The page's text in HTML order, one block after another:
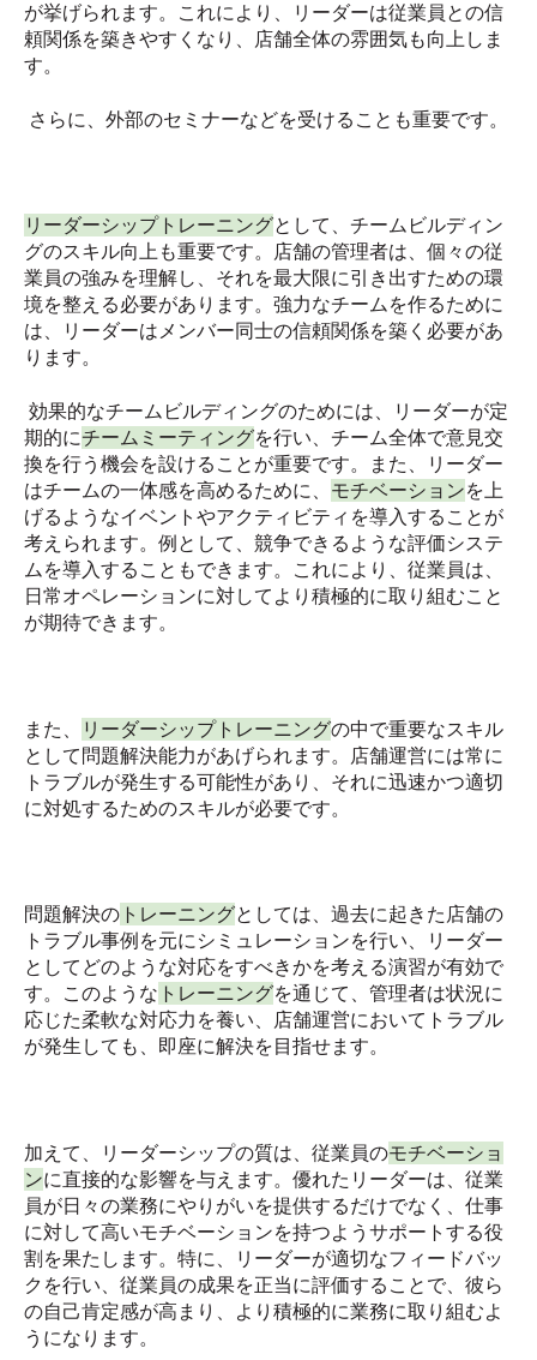
が挙げられます。これにより、リーダーは従業員との信
頼関係を築きやすくなり、店舗全体の雰囲気も向上しま
す。
さらに、外部のセミナーなどを受けることも重要です。
リーダーシップトレーニングとして、チームビルディン
グのスキル向上も重要です。店舗の管理者は、個々の従
業員の強みを理解し、それを最大限に引き出すための環
境を整える必要があります。強力なチームを作るために
は、リーダーはメンバー同士の信頼関係を築く必要があ
ります。
効果的なチームビルディングのためには、リーダーが定
期的にチームミーティングを行い、チーム全体で意見交
換を行う機会を設けることが重要です。また、リーダー
はチームの一体感を高めるために、 モチベーションを上
げるようなイベントやアクティビティを導入することが
考えられます。例として、競争できるような評価システ
ムを導入することもできます。これにより、従業員は、
日常オペレーションに対してより積極的に取り組むこと
が期待できます。
また、 リーダーシップトレーニングの中で重要なスキル
として問題解決能力があげられます。店舗運営には常に
トラブルが発生する可能性があり、それに迅速かつ適切
に対処するためのスキルが必要です。
問題解決の トレーニングとしては、過去に起きた店舗の
トラブル事例を元にシミュレーションを行い、リーダー
としてどのような対応をすべきかを考える演習が有効で
す。このような トレーニングを通じて、管理者は状況に
応じた柔軟な対応力を養い、店舗運営においてトラブル
が発生しても、即座に解決を目指せます。
加えて、リーダーシップの質は、従業員のモチベーショ
ンに直接的な影響を与えます。優れたリーダーは、従業
員が日々の業務にやりがいを提供するだけでなく、仕事
に対して高いモチベーションを持つようサポートする役
割を果たします。特に、リーダーが適切なフィードバッ
クを行い、従業員の成果を正当に評価することで、彼ら
の自己肯定感が高まり、より積極的に業務に取り組むよ
うになります。